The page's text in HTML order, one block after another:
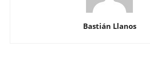
Bastián Llanos